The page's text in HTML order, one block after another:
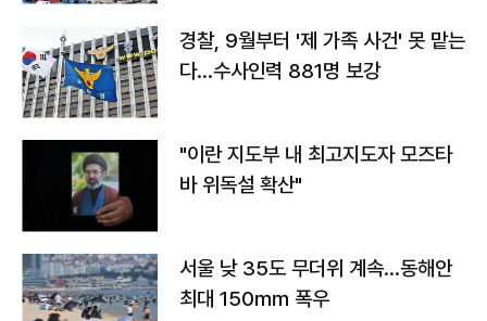
경찰, 9월부터 '제 가족 사건' 못 맡는
다…수사인력 881명 보강
"이란 지도부 내 최고지도자 모즈타
바 위독설 확산"
서울 낮 35도 무더위 계속…동해안
최대 150㎜ 폭우